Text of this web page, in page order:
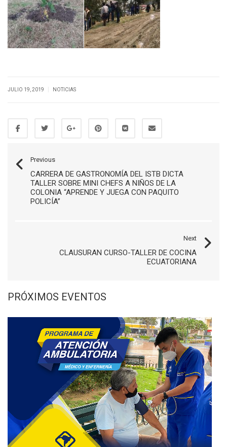
JULIO 19, 2019 NOTICIAS
Previous
CARRERA DE GASTRONOMÍA DEL ISTB DICTA
TALLER SOBRE MINI CHEFS A NIÑOS DE LA
COLONIA “APRENDE Y JUEGA CON PAQUITO
POLICÍA”
Next
CLAUSURAN CURSO-TALLER DE COCINA
ECUATORIANA
PRÓXIMOS EVENTOS